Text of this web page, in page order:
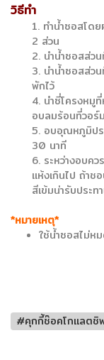
วิธีทำ
1. ทำน้ำซอสโด
2 ส่วน
2. นำน้ำซอสส่
3. นำน้ำซอสส่ว
พักไว้
4. นำซี่โครงหมู
อบลมร้อนที่วอร์
5. อบอุณหภูมิปร
30 นาที
6. ระหว่างอบคว
แห้งเกินไป ถ้า
สีเข้มน่ารับประท
*หมายเหตุ*
ใช้น้ำซอสไม่ห
#คุกกี้ช๊อคโกแลตชิ